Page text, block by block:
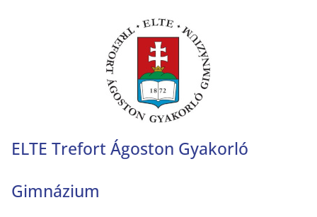
ELTE Trefort Ágoston Gyakorló
Gimnázium